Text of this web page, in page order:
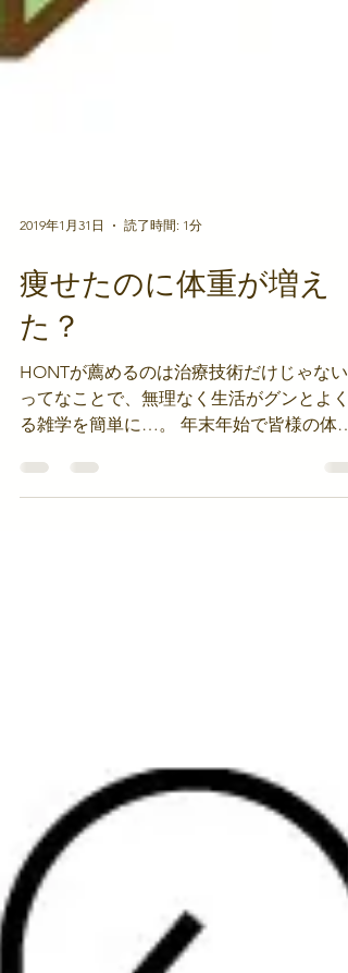
痩せたのに体重が増え
た？
HONTが薦めるのは治療技術だけじゃない
ってなことで、無理なく生活がグンとよく
る雑学を簡単に…。 年末年始で皆様の体重